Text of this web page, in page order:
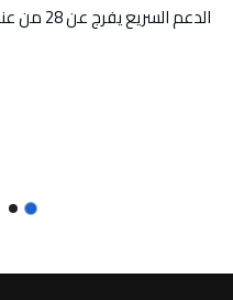
الدعم السريع يفرج عن 28 من عناصر الجيش